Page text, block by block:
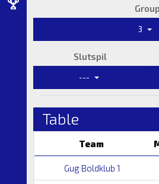
Group
3
Slutspil
---
Table
Team
Gug Boldklub 1